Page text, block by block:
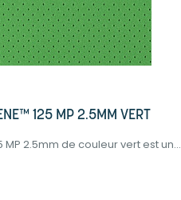
125 MP 2.5MM VERT
MP 2.5mm de couleur vert est un...